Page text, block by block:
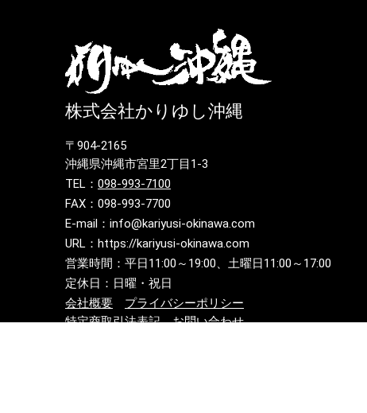
株式会社かりゆし沖縄
〒904-2165
沖縄県沖縄市宮里2丁目1-3
TEL： 098-993-7100
FAX：098-993-7700
E-mail：info@kariyusi-okinawa.com
URL：https://kariyusi-okinawa.com
営業時間：平日11:00～19:00、土曜日11:00～17:00
定休日：日曜・祝日
会社概要
プライバシーポリシー
特定商取引法表記
お問い合わせ